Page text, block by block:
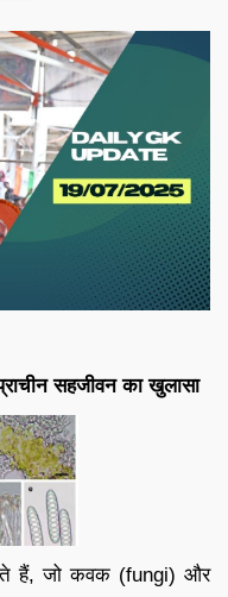
सहजीवन का खुलासा
हैं, जो कवक (fungi) और